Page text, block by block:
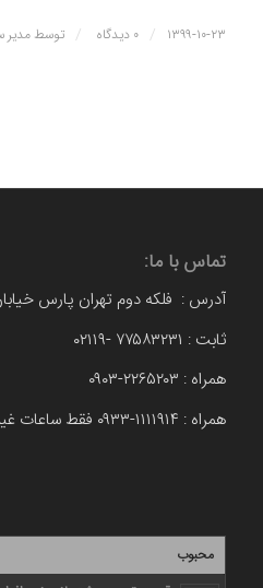
۱۳۹۹-۱۰-۲۳ / ۰ دیدگاه / توسط مدیر
تماس با ما:
آدرس : فلکه دوم تهران پارس خیابان
ثابت : ۷۷۵۸۳۲۳۱ -۰۲۱۱۹
همراه : ۲۲۶۵۲۰۳-۰۹۰۳
همراه : ۱۱۱۱۹۱۴-۰۹۳۳ فقط ساعات غیر اداری
محبوب